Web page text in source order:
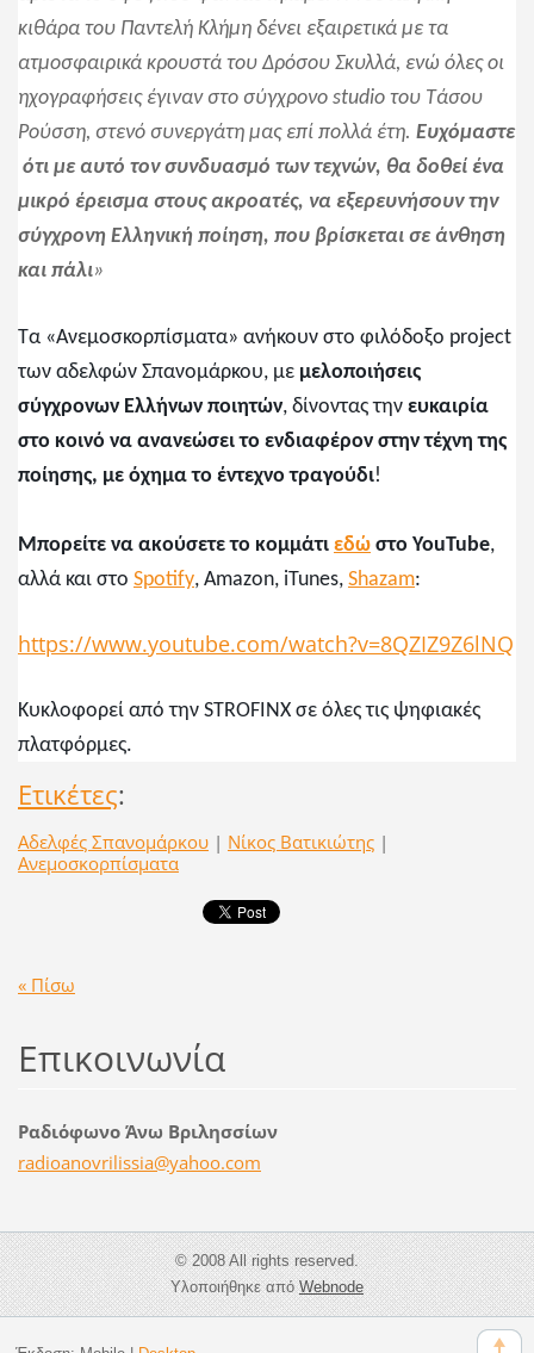
κιθάρα του Παντελή Κλήμη δένει εξαιρετικά με τα
ατμοσφαιρικά κρουστά του Δρόσου Σκυλλά, ενώ όλες οι
ηχογραφήσεις έγιναν στο σύγχρονο studioτου Τάσου
Ρούσση, στενό συνεργάτη μας επί πολλά έτη. Ευχόμαστε
ότι με αυτό τον συνδυασμό των τεχνών, θα δοθεί ένα
μικρό έρεισμα στους ακροατές, να εξερευνήσουν την
σύγχρονη Ελληνική ποίηση, που βρίσκεται σε άνθηση
και πάλι»
Τα «Ανεμοσκορπίσματα» ανήκουν στο φιλόδοξο project
των αδελφών Σπανομάρκου, με μελοποιήσεις
σύγχρονων Ελλήνων ποιητών, δίνοντας την ευκαιρία
στο κοινό να ανανεώσει το ενδιαφέρον στην τέχνη της
ποίησης, με όχημα το έντεχνο τραγούδι!
Μπορείτε να ακούσετε το κομμάτι εδώστο YouTube,
αλλά και στο Spotify, Amazon, iTunes, Shazam:
https://www.youtube.com/watch?v=8QZIZ9Z6lNQ
Κυκλοφορεί από την STROFINXσε όλες τις ψηφιακές
πλατφόρμες.
Ετικέτες:
Αδελφές Σπανομάρκου | Νίκος Βατικιώτης |
Ανεμοσκορπίσματα
« Πίσω
Επικοινωνία
Ραδιόφωνο Άνω Βριλησσίων
radioanovrilissia@yahoo.com
© 2008 All rights reserved.
Υλοποιήθηκε απόWebnode